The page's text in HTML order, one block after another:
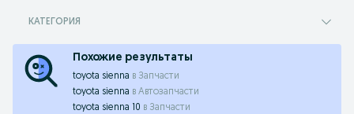
КАТЕГОРИЯ
Похожие результаты
toyota sienna в Запчасти
toyota sienna в Автозапчасти
toyota sienna 10 в Запчасти